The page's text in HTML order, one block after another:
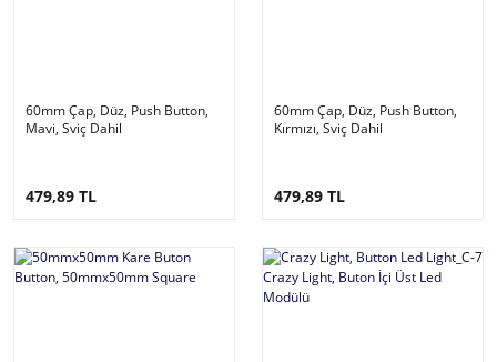
60mm Çap, Düz, Push Button,
Mavi, Sviç Dahil
479,89 TL
60mm Çap, Düz, Push Button,
Kırmızı, Sviç Dahil
479,89 TL